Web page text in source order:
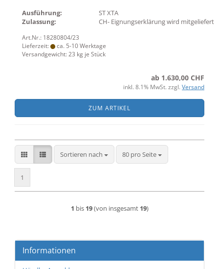
Ausführung:
ST XTA
Zulassung:
CH- Eignungserklärung wird mitgeliefert
Art.Nr.: 18280804/23
Lieferzeit:
ca. 5-10 Werktage
Versandgewicht:23 kg je Stück
ab 1.630,00 CHF
inkl. 8.1% MwSt. zzgl. Versand
ZUM ARTIKEL
Sortieren nach
Sortieren nach 80 pro Seite
pro Seite
1
1 bis 19(von insgesamt 19)
Informationen